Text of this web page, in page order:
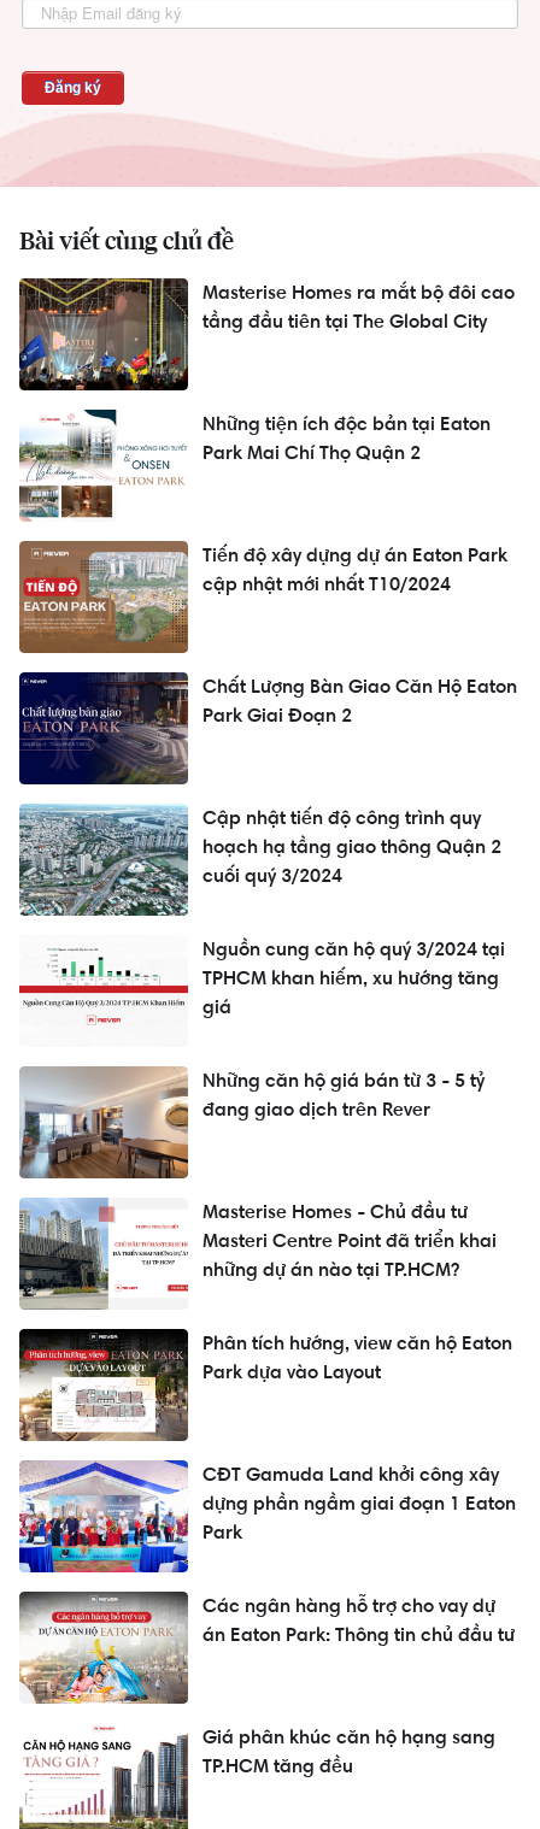
Bài viết cùng chủ đề
Masterise Homes ra mắt bộ đôi cao
tầng đầu tiên tại The Global City
Những tiện ích độc bản tại Eaton
Park Mai Chí Thọ Quận 2
Tiến độ xây dựng dự án Eaton Park
cập nhật mới nhất T10/2024
Chất Lượng Bàn Giao Căn Hộ Eaton
Park Giai Đoạn 2
Cập nhật tiến độ công trình quy
hoạch hạ tầng giao thông Quận 2
cuối quý 3/2024
Nguồn cung căn hộ quý 3/2024 tại
TPHCM khan hiếm, xu hướng tăng
giá
Những căn hộ giá bán từ 3 - 5 tỷ
đang giao dịch trên Rever
Masterise Homes - Chủ đầu tư
Masteri Centre Point đã triển khai
những dự án nào tại TP.HCM?
Phân tích hướng, view căn hộ Eaton
Park dựa vào Layout
CĐT Gamuda Land khởi công xây
dựng phần ngầm giai đoạn 1 Eaton
Park
Các ngân hàng hỗ trợ cho vay dự
án Eaton Park: Thông tin chủ đầu tư
Giá phân khúc căn hộ hạng sang
TP.HCM tăng đều